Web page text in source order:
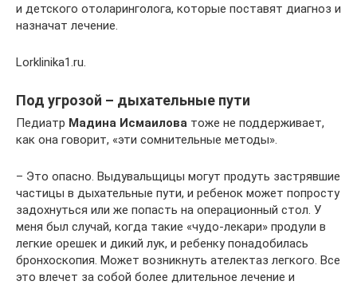
и детского отоларинголога, которые поставят диагноз и
назначат лечение.
Lorklinika1.ru.
Под угрозой – дыхательные пути
Педиатр Мадина Исмаилова тоже не поддерживает,
как она говорит, «эти сомнительные методы».
– Это опасно. Выдувальщицы могут продуть застрявшие
частицы в дыхательные пути, и ребенок может попросту
задохнуться или же попасть на операционный стол. У
меня был случай, когда такие «чудо-лекари» продули в
легкие орешек и дикий лук, и ребенку понадобилась
бронхоскопия. Может возникнуть ателектаз легкого. Все
это влечет за собой более длительное лечение и